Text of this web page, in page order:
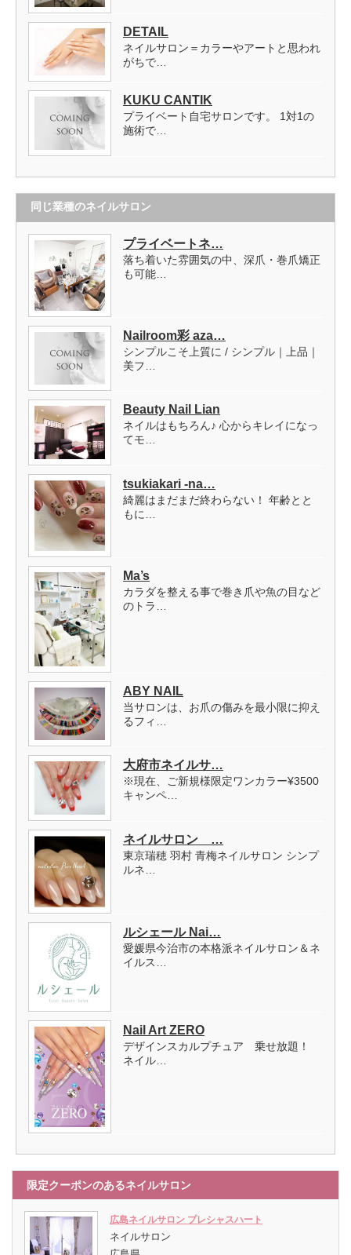
DETAIL
ネイルサロン＝カラーやアートと思われ
がちで…
KUKU CANTIK
プライベート自宅サロンです。 1対1の
施術で…
同じ業種のネイルサロン
プライベートネ…
落ち着いた雰囲気の中、深爪・巻爪矯正
も可能…
Nailroom彩 aza…
シンプルこそ上質に / シンプル｜上品｜
美フ…
Beauty Nail Lian
ネイルはもちろん♪ 心からキレイになっ
てモ…
tsukiakari -na…
綺麗はまだまだ終わらない！ 年齢とと
もに…
Ma’s
カラダを整える事で巻き爪や魚の目など
のトラ…
ABY NAIL
当サロンは、お爪の傷みを最小限に抑え
るフィ…
大府市ネイルサ…
※現在、ご新規様限定ワンカラー¥3500
キャンペ…
ネイルサロン …
東京瑞穂 羽村 青梅ネイルサロン シンプ
ルネ…
ルシェール Nai…
愛媛県今治市の本格派ネイルサロン＆ネ
イルス…
Nail Art ZERO
デザインスカルプチュア 乗せ放題！
ネイル…
限定クーポンのあるネイルサロン
広島ネイルサロン プレシャスハート
ネイルサロン